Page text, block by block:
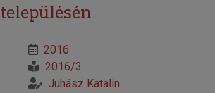
településén
2016
2016/3
Juhász Katalin